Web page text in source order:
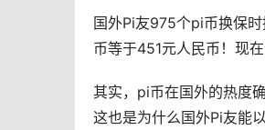
国外Pi友975个pi币换保
币等于451元人民币！现在
其实，pi币在国外的热度
这也是为什么国外Pi友能